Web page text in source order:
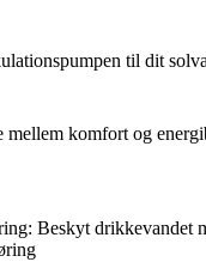
til dit
mellem komfort og
Beskyt drikkevandet